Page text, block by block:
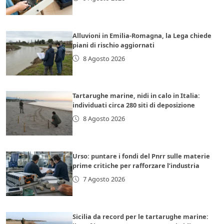
Alluvioni in Emilia-Romagna, la Lega chiede
piani di rischio aggiornati
8 Agosto 2026
Tartarughe marine, nidi in calo in Italia:
individuati circa 280 siti di deposizione
8 Agosto 2026
Urso: puntare i fondi del Pnrr sulle materie
prime critiche per rafforzare l’industria
7 Agosto 2026
Sicilia da record per le tartarughe marine: